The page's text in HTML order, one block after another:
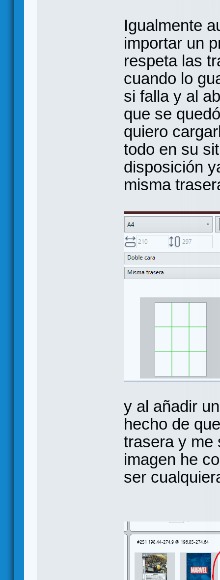
Igualmente
importar un
respeta las
cuando lo
si falla y al
que se
quiero
todo en su
disposición
misma
y al añadir
hecho de
trasera y me
imagen he
ser